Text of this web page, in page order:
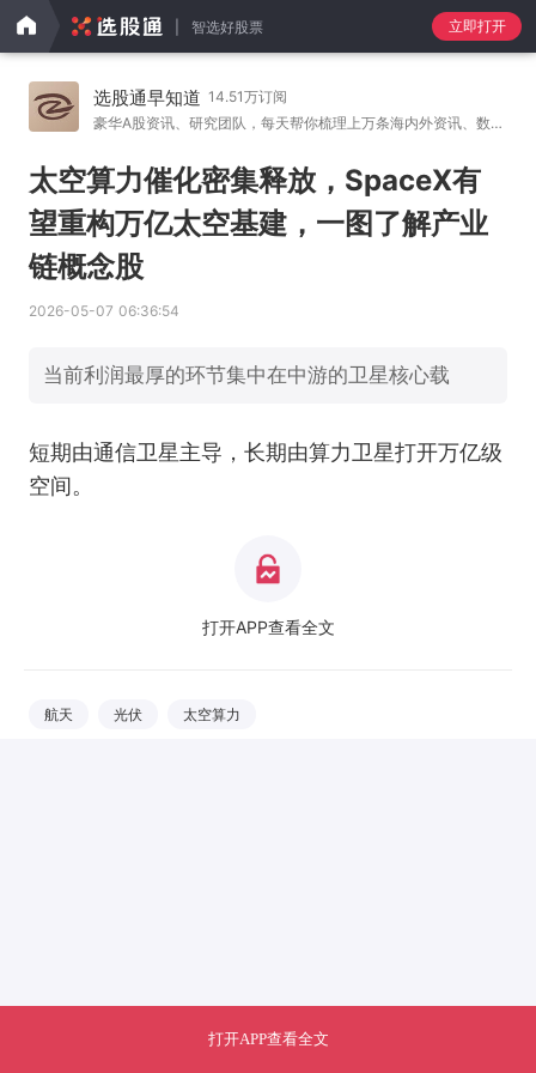
智选好股票 立即打开
选股通早知道 14.51万订阅
豪华A股资讯、研究团队，每天帮你梳理上万条海内外资讯、数…
太空算力催化密集释放，SpaceX有
望重构万亿太空基建，一图了解产业
链概念股
2026-05-07 06:36:54
当前利润最厚的环节集中在中游的卫星核心载
短期由通信卫星主导，长期由算力卫星打开万亿级
空间。
打开APP查看全文
航天 光伏 太空算力
打开APP查看全文